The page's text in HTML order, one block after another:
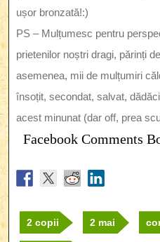
ușor bronzată!:)
PS – Mulțumesc pentru
prietenilor noștri dragi, părinți
asemenea, mii de mulțumiri
însoțit, secondat, salvat,
acest minunat (dar off, prea
Facebook Comments
2 copii 2 mai